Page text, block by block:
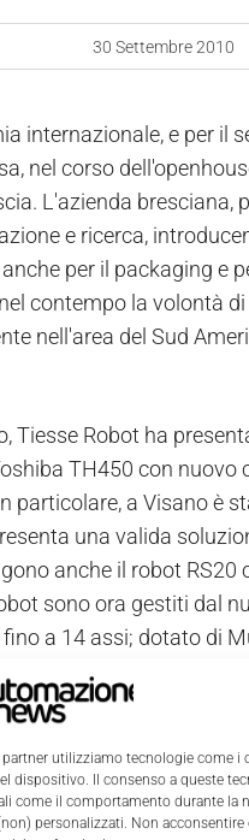
utilizziamo tecnologie come i
dispositivo. Il consenso a queste
come il comportamento durante la
personalizzati. Non acconsentire
30 Settembre 2010
internazionale, e per
nel corso
L'azienda
e ricerca,
per il packaging
contempo la volontà
nell'area del Sud
Tiesse Robot ha
TH450 con
particolare, a Visano è
una valida
anche il robot
sono ora gestiti dal
a 14 assi; dotato di
di comandi non di
precedenti. La
le funzioni ausiliarie
Rs232C permettono